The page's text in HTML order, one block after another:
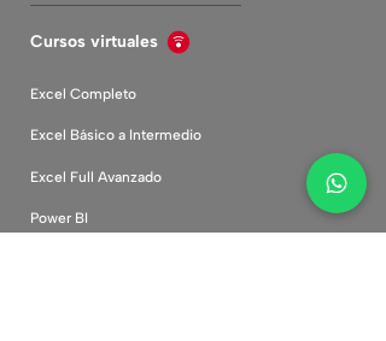
Cursos virtuales
Excel Completo
Excel Básico a Intermedio
Excel Full Avanzado
Power BI